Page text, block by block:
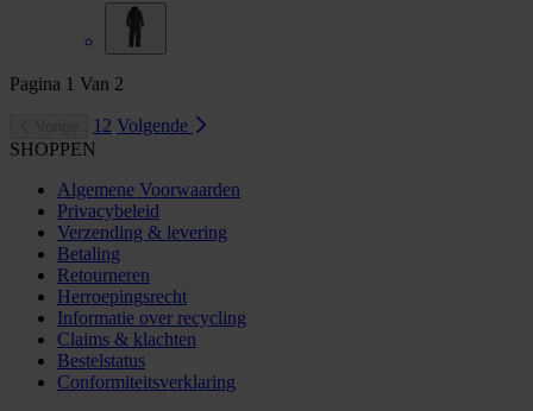
Pagina 1 Van 2
12 Volgende
SHOPPEN
Algemene Voorwaarden
Privacybeleid
Verzending & levering
Betaling
Retourneren
Herroepingsrecht
Informatie over recycling
Claims & klachten
Bestelstatus
Conformiteitsverklaring